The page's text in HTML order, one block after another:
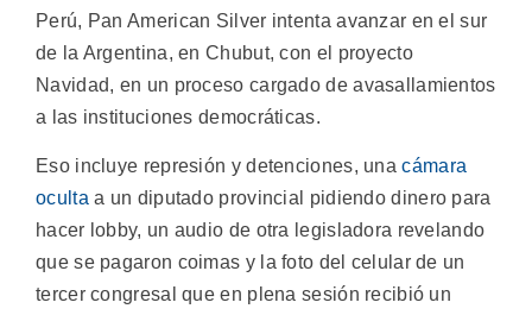
Perú, Pan American Silver intenta avanzar en el sur
de la Argentina, en Chubut, con el proyecto
Navidad, en un proceso cargado de avasallamientos
a las instituciones democráticas.
Eso incluye represión y detenciones, unacámara
oculta a un diputado provincial pidiendo dinero para
hacer lobby, un audio de otra legisladora revelando
que se pagaron coimas y la foto del celular de un
tercer congresal que en plena sesión recibió un